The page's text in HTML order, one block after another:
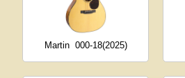
Martin 000-18(2025)